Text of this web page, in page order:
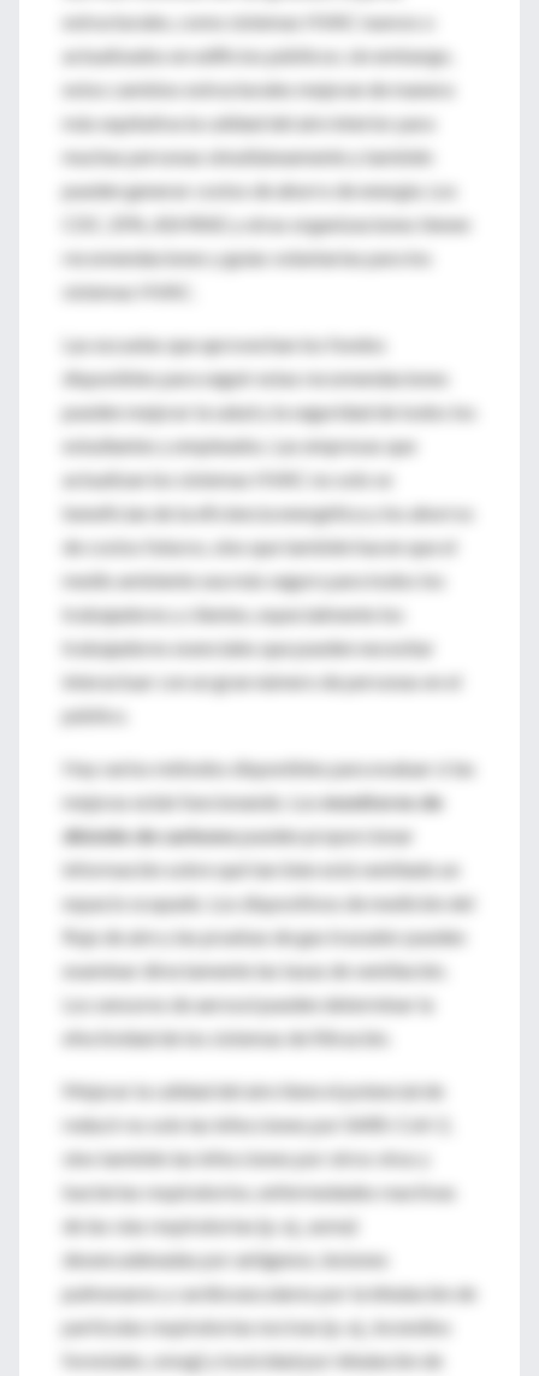
estructurales, como sistemas HVAC nuevos o
actualizados en edificios públicos; sin embargo,
estos cambios estructurales mejoran de manera
más equitativa la calidad del aire interior para
muchas personas simultáneamente y también
pueden generar costos de ahorro de energía. Los
CDC, EPA, ASHRAE y otras organizaciones tienen
recomendaciones y guías voluntarias para los
sistemas HVAC.
Las escuelas que aprovechan los fondos
disponibles para seguir estas recomendaciones
pueden mejorar la salud y la seguridad de todos los
estudiantes y empleados. Las empresas que
actualizan los sistemas HVAC no solo se
benefician de la eficiencia energética y los ahorros
de costos futuros, sino que también hacen que el
medio ambiente sea más seguro para todos los
trabajadores y clientes, especialmente los
trabajadores esenciales que pueden necesitar
interactuar con un gran número de personas en el
público.
Hay varios métodos disponibles para evaluar si las
mejoras están funcionando. Losmonitores de
dióxido de carbonopueden proporcionar
información sobre qué tan bien está ventilado un
espacio ocupado. Los dispositivos de medición del
flujo de aire y las pruebas de gas trazador pueden
examinar directamente las tasas de ventilación.
Los sensores de aerosol pueden determinar la
efectividad de los sistemas de filtración.
Mejorar la calidad del aire tiene el potencial de
reducir no solo las infecciones por SARS-CoV-2,
sino también las infecciones por otros virus y
bacterias respiratorios, enfermedades reactivas
de las vías respiratorias (p. ej., asma)
desencadenadas por antígenos, lesiones
pulmonares y cardiovasculares por la inhalación de
partículas respiratorias nocivas (p. ej., incendios
forestales, smog) y toxicidad por inhalación de